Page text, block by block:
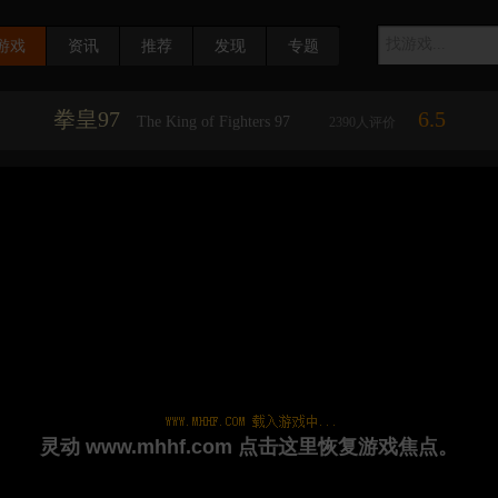
戏 资讯 推荐 发现 专题
拳皇97 The King of Fighters 97 2390 人评价 6.5